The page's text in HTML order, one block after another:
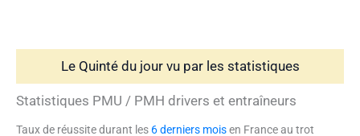
Le Quinté du jour vu par les statistiques
Statistiques PMU / PMH drivers et entraîneurs
Taux de réussite durant les 6 derniers moisen France au trot